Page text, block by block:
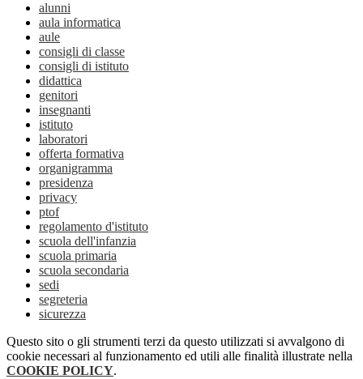
alunni
aula informatica
aule
consigli di classe
consigli di istituto
didattica
genitori
insegnanti
istituto
laboratori
offerta formativa
organigramma
presidenza
privacy
ptof
regolamento d'istituto
scuola dell'infanzia
scuola primaria
scuola secondaria
sedi
segreteria
sicurezza
Questo sito o gli strumenti terzi da questo utilizzati si avvalgono di
cookie necessari al funzionamento ed utili alle finalità illustrate nella
COOKIE POLICY.